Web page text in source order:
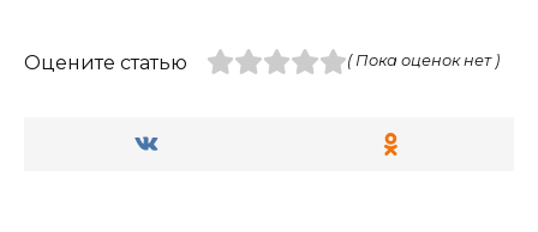
Оцените статью ( Пока оценок нет )